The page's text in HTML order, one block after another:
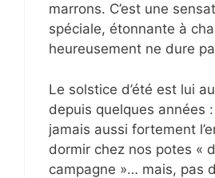
marrons. C’est une
spéciale, étonnante à
heureusement ne dure
Le solstice d’été est lui
depuis quelques années
jamais aussi fortement
dormir chez nos potes «
campagne »… mais, pas